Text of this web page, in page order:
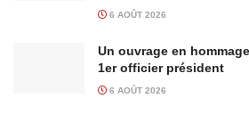
6 AOÛT 2026
Un ouvrage en
1er officier président
6 AOÛT 2026